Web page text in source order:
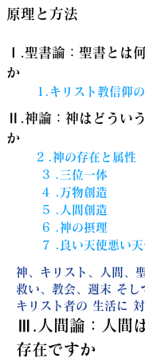
原理と方法
Ⅰ.聖書論：聖書とは何
か
1.キリスト教信仰
Ⅱ.神論：神はどうい
か
2 .神の存在と属性
3 .三位一体
4 .万物創造
5 .人間創造
6 .神の摂理
7 .良い天使悪い天
神、キリスト、人間、聖
救い、教会、週末 そし
キリスト者の 生活に
Ⅲ.人間論：人間
存在です